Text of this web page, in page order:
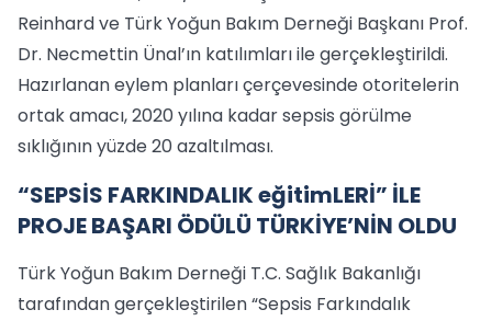
Reinhard ve Türk Yoğun Bakım Derneği Başkanı Prof.
Dr. Necmettin Ünal’ın katılımları ile gerçekleştirildi.
Hazırlanan eylem planları çerçevesinde otoritelerin
ortak amacı, 2020 yılına kadar sepsis görülme
sıklığının yüzde 20 azaltılması.
“SEPSİS FARKINDALIK eğitimLERİ” İLE
PROJE BAŞARI ÖDÜLÜ TÜRKİYE’NİN OLDU
Türk Yoğun Bakım Derneği T.C. Sağlık Bakanlığı
tarafından gerçekleştirilen “Sepsis Farkındalık